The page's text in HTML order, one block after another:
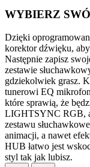
WYBIERZ
Dzięki
korektor dźwięku,
Następnie zapisz
zestawie
gdziekolwiek grasz.
tunerowi EQ
które sprawią, że
LIGHTSYNC RGB,
zestawu
animacji, a nawet
HUB łatwo jest
styl tak jak lubisz.